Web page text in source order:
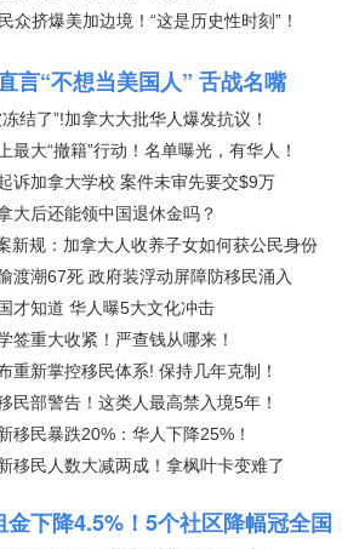
众挤爆美加边境！“这是历史性时刻”！
言“不想当美国人” 舌战名嘴
结了”!加拿大大批华人爆发抗议！
最大“撤籍”行动！名单曝光，有华人！
诉加拿大学校 案件未审先要交$9万
大后还能领中国退休金吗？
新规：加拿大人收养子女如何获公民身份
渡潮67死 政府装浮动屏障防移民涌入
才知道 华人曝5大文化冲击
签重大收紧！严查钱从哪来！
重新掌控移民体系! 保持几年克制！
民部警告！这类人最高禁入境5年！
移民暴跌20%：华人下降25%！
移民人数大减两成！拿枫叶卡变难了
金下降4.5%！5个社区降幅冠全国